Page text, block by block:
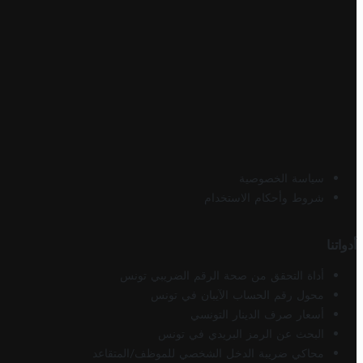
سياسة الخصوصية
شروط وأحكام الاستخدام
أدواتنا
أداة التحقق من صحة الرقم الضريبي تونس
محول رقم الحساب الآيبان في تونس
أسعار صرف الدينار التونسي
البحث عن الرمز البريدي في تونس
محاكي ضريبة الدخل الشخصي للموظف/المتقاعد